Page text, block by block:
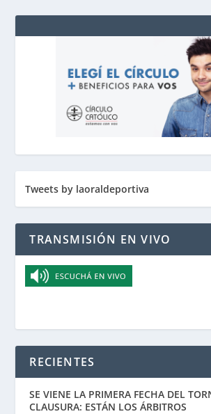
Tweets by laoraldeportiva
TRANSMISIÓN EN VIVO
RECIENTES
SE VIENE LA PRIMERA FECHA DEL
CLAUSURA: ESTÁN LOS ÁRBITROS